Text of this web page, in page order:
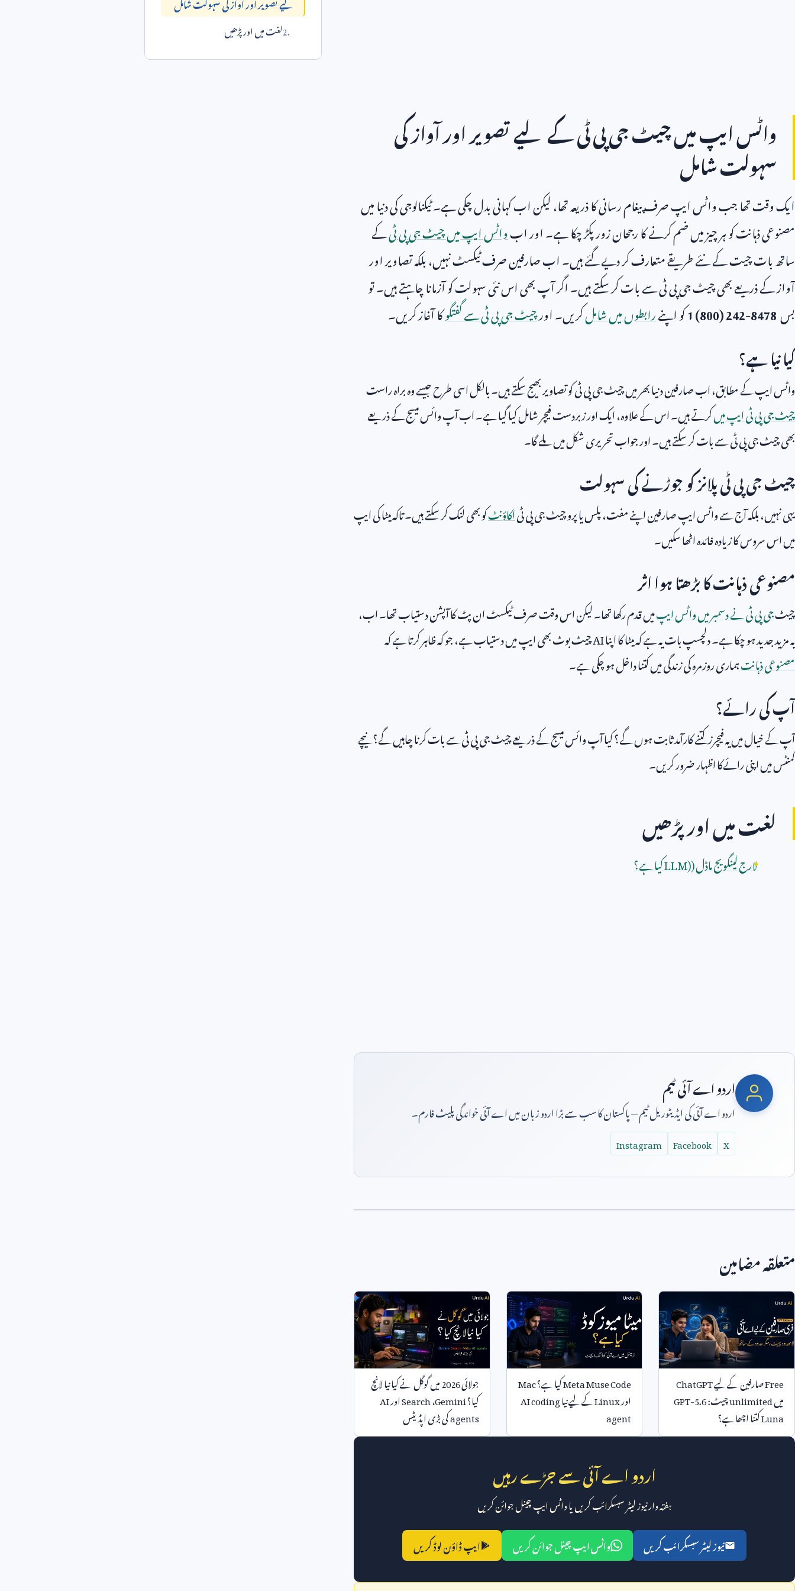
واٹس ایپ میں چیٹ جی پی ٹی کے لیے تصویر اور آواز کی
سہولت شامل
ایک وقت تھا جب واٹس ایپ صرف پیغام رسانی کا ذریعہ تھا، لیکن اب کہانی بدل چکی ہے۔ ٹیکنالوجی کی دنیا میں
مصنوعی ذہانت کو ہر چیز میں ضم کرنے کا رجحان زور پکڑ چکا ہے۔ اور ابواٹس ایپ میں چیٹ جی پی ٹیکے
ساتھ بات چیت کے نئے طریقے متعارف کر دیے گئے ہیں۔ اب صارفین صرف ٹیکسٹ نہیں، بلکہ تصاویر اور
آواز کے ذریعے بھی چیٹ جی پی ٹی سے بات کر سکتے ہیں۔ اگر آپ بھی اس نئی سہولت کو آزمانا چاہتے ہیں۔ تو
بس1 (800) 242-8478کو اپنےرابطوں میں شاملکریں۔ اورچیٹ جی پی ٹی سے گفتگوکا آغاز کریں۔
کیا نیا ہے؟
واٹس ایپ کے مطابق، اب صارفین دنیا بھر میں چیٹ جی پی ٹی کو تصاویر بھیج سکتے ہیں۔ بالکل اسی طرح جیسے وہ براہ راست
چیٹ جی پی ٹی ایپ میںکرتے ہیں۔ اس کے علاوہ، ایک اور زبردست فیچر شامل کیا گیا ہے۔ اب آپ وائس میسج کے ذریعے
بھی چیٹ جی پی ٹی سے بات کر سکتے ہیں۔ اور جواب تحریری شکل میں ملے گا۔
چیٹ جی پی ٹی پلانز کو جوڑنے کی سہولت
یہی نہیں، بلکہ آج سے واٹس ایپ صارفین اپنے مفت، پلس یا پرو چیٹ جی پی ٹیاکاؤنٹکو بھی لنک کر سکتے ہیں۔ تاکہ میٹا کی ایپ
میں اس سروس کا زیادہ فائدہ اٹھا سکیں۔
مصنوعی ذہانت کا بڑھتا ہوا اثر
چیٹجی پی ٹی نے دسمبر میں واٹس ایپمیں قدم رکھا تھا۔ لیکن اس وقت صرف ٹیکسٹ ان پٹ کا آپشن دستیاب تھا۔ اب،
یہ مزید جدید ہو چکا ہے۔ دلچسپ بات یہ ہے کہ میٹا کا اپناAIچیٹ بوٹ بھی ایپ میں دستیاب ہے، جو کہ ظاہر کرتا ہے کہ
مصنوعی ذہانتہماری روزمرہ کی زندگی میں کتنا داخل ہو چکی ہے۔
آپ کی رائے؟
آپ کے خیال میں یہ فیچرز کتنے کارآمد ثابت ہوں گے؟ کیا آپ وائس میسج کے ذریعے چیٹ جی پی ٹی سے بات کرنا چاہیں گے؟ نیچے
کمنٹس میں اپنی رائےکا اظہار ضرور کریں۔
لغت میں اور پڑھیں
لارج لینگویج ماڈل (LLM)کیا ہے؟
اردو اے آئی ٹیم
اردو اے آئی کی ایڈیٹوریل ٹیم — پاکستان کا سب سے بڑا اردو زبان میں اے آئی خواندگی پلیٹ فارم۔
X
Facebook
Instagram
متعلقہ مضامین
Freeصارفین کے لیےChatGPT
میںunlimitedچیٹ:GPT-5.6
Lunaکتنا اچھا ہے؟
Meta Muse Codeکیا ہے؟Mac
اورLinuxکے لیے نیاAI coding
agent
جولائی2026میں گوگل نے کیا نیا لانچ
کیا؟Gemini،SearchاورAI
agentsکی بڑی اپڈیٹس
اردو اے آئی سے جڑے رہیں
ہفتہ وار نیوز لیٹر سبسکرائب کریں یا واٹس ایپ چینل جوائن کریں
نیوز لیٹر سبسکرائب کریں
واٹس ایپ چینل جوائن کریں ایپ ڈاؤن لوڈ کریں
لغت میں اور پڑھیں